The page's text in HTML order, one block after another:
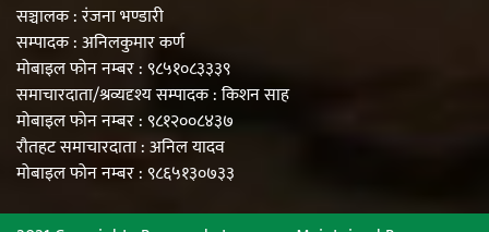
सञ्चालक : रंजना भण्डारी
सम्पादक : अनिलकुमार कर्ण
मोबाइल फोन नम्बर : ९८५१०८३३३९
समाचारदाता/श्रव्यदृश्य सम्पादक : किशन साह
मोबाइल फोन नम्बर : ९८१२००८४३७
रौतहट समाचारदाता : अनिल यादव
मोबाइल फोन नम्बर : ९८६५१३०७३३